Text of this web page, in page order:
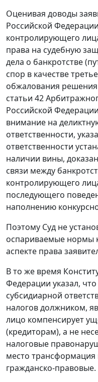
Оценивая доводы
Российской
контролирующего
права на судебную
дела о банкротстве
спор в качестве
обжалования решения
статьи 42
Российской
внимание на
ответственности,
ответственности
наличии вины,
связи между
контролирующего
последующего
наполнению
Поэтому Суд не
оспариваемые нормы
аспекте права
В то же время
Федерации указал,
субсидиарной
налогов должником,
лицо компенсирует
(кредиторам), а не
налоговые
место
гражданско-правовые.